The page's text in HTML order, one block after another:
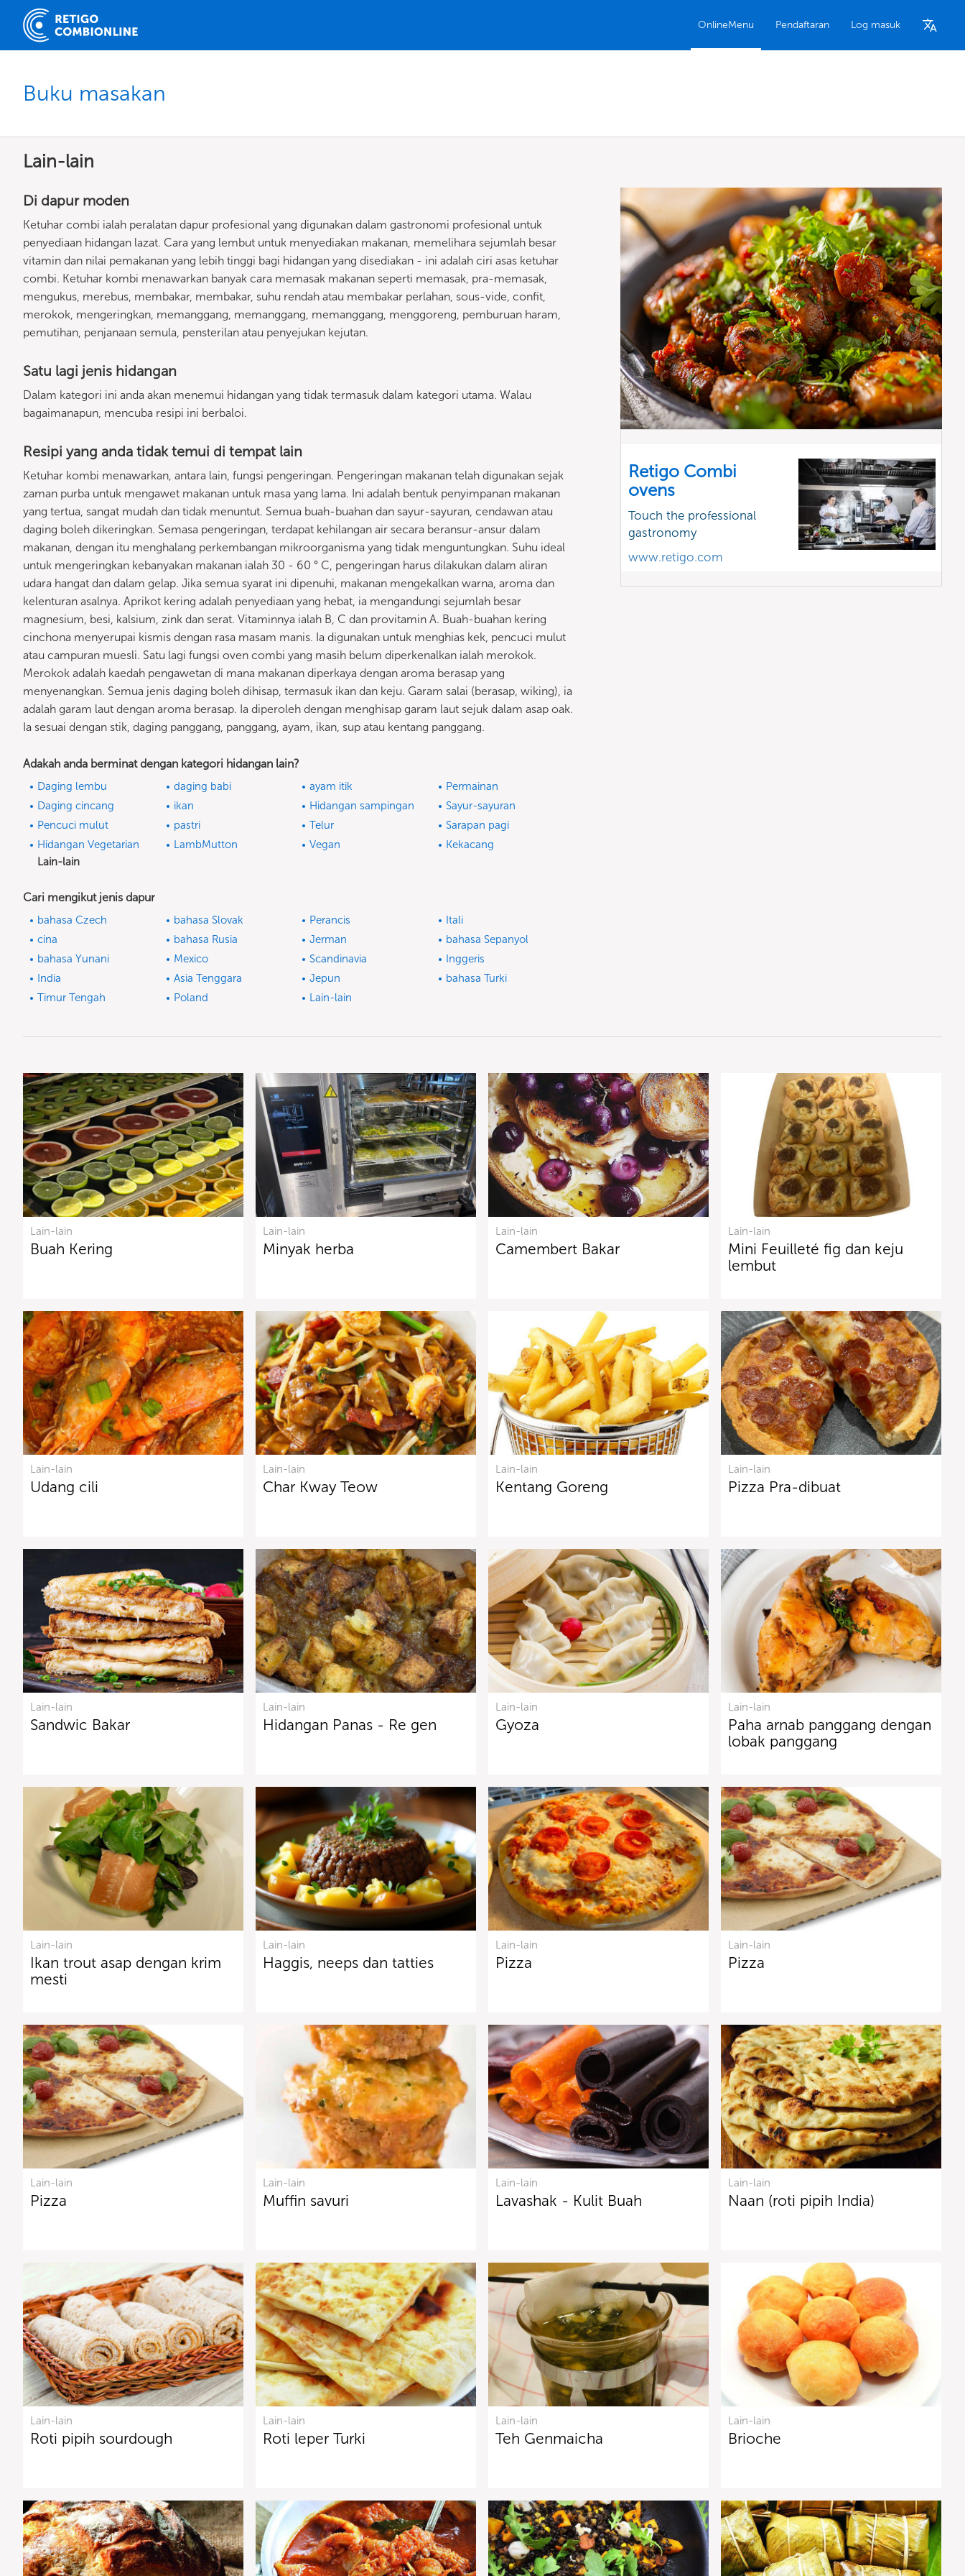
OnlineMenu Pendaftaran Log masuk
Buku masakan
Lain-lain
Di dapur moden
Ketuhar combi ialah peralatan dapur profesional yang digunakan dalam gastronomi profesional untuk
penyediaan hidangan lazat. Cara yang lembut untuk menyediakan makanan, memelihara sejumlah besar
vitamin dan nilai pemakanan yang lebih tinggi bagi hidangan yang disediakan - ini adalah ciri asas ketuhar
combi. Ketuhar kombi menawarkan banyak cara memasak makanan seperti memasak, pra-memasak,
mengukus, merebus, membakar, membakar, suhu rendah atau membakar perlahan, sous-vide, confit,
merokok, mengeringkan, memanggang, memanggang, memanggang, menggoreng, pemburuan haram,
pemutihan, penjanaan semula, pensterilan atau penyejukan kejutan.
Satu lagi jenis hidangan
Dalam kategori ini anda akan menemui hidangan yang tidak termasuk dalam kategori utama. Walau
bagaimanapun, mencuba resipi ini berbaloi.
Resipi yang anda tidak temui di tempat lain
Ketuhar kombi menawarkan, antara lain, fungsi pengeringan. Pengeringan makanan telah digunakan sejak
zaman purba untuk mengawet makanan untuk masa yang lama. Ini adalah bentuk penyimpanan makanan
yang tertua, sangat mudah dan tidak menuntut. Semua buah-buahan dan sayur-sayuran, cendawan atau
daging boleh dikeringkan. Semasa pengeringan, terdapat kehilangan air secara beransur-ansur dalam
makanan, dengan itu menghalang perkembangan mikroorganisma yang tidak menguntungkan. Suhu ideal
untuk mengeringkan kebanyakan makanan ialah 30 - 60 ° C, pengeringan harus dilakukan dalam aliran
udara hangat dan dalam gelap. Jika semua syarat ini dipenuhi, makanan mengekalkan warna, aroma dan
kelenturan asalnya. Aprikot kering adalah penyediaan yang hebat, ia mengandungi sejumlah besar
magnesium, besi, kalsium, zink dan serat. Vitaminnya ialah B, C dan provitamin A. Buah-buahan kering
cinchona menyerupai kismis dengan rasa masam manis. Ia digunakan untuk menghias kek, pencuci mulut
atau campuran muesli. Satu lagi fungsi oven combi yang masih belum diperkenalkan ialah merokok.
Merokok adalah kaedah pengawetan di mana makanan diperkaya dengan aroma berasap yang
menyenangkan. Semua jenis daging boleh dihisap, termasuk ikan dan keju. Garam salai (berasap, wiking), ia
adalah garam laut dengan aroma berasap. Ia diperoleh dengan menghisap garam laut sejuk dalam asap oak.
Ia sesuai dengan stik, daging panggang, panggang, ayam, ikan, sup atau kentang panggang.
Retigo Combi
ovens
Touch the professional
gastronomy
www.retigo.com
Adakah anda berminat dengan kategori hidangan lain?
Daging lembu daging babi ayam itik
Permainan
Daging cincang
ikan Hidangan sampingan
Sayur-sayuran
Pencuci mulut
pastri Telur
Sarapan pagi
Hidangan Vegetarian
LambMutton Vegan
Kekacang
Lain-lain
Cari mengikut jenis dapur
bahasa Czech bahasa Slovak Perancis
Itali
cina
bahasa Rusia Jerman
bahasa Sepanyol
bahasa Yunani
Mexico Scandinavia
Inggeris
India
Asia Tenggara Jepun
bahasa Turki
Timur Tengah
Poland Lain-lain
Lain-lain
Buah Kering
Lain-lain
Minyak herba
Lain-lain
Camembert Bakar
Lain-lain
Mini Feuilleté fig dan keju
lembut
Lain-lain
Udang cili
Lain-lain
Char Kway Teow
Lain-lain
Kentang Goreng
Lain-lain
Pizza Pra-dibuat
Lain-lain
Sandwic Bakar
Lain-lain
Hidangan Panas - Re gen
Lain-lain
Gyoza
Lain-lain
Paha arnab panggang dengan
lobak panggang
Lain-lain
Ikan trout asap dengan krim
mesti
Lain-lain
Haggis, neeps dan tatties
Lain-lain
Pizza
Lain-lain
Pizza
Lain-lain
Pizza
Lain-lain
Muffin savuri
Lain-lain
Lavashak - Kulit Buah
Lain-lain
Naan (roti pipih India)
Lain-lain
Roti pipih sourdough
Lain-lain
Roti leper Turki
Lain-lain
Teh Genmaicha
Lain-lain
Brioche